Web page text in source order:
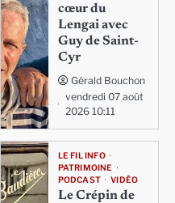
cœur du
Lengai avec
Guy de Saint-
Cyr
Gérald Bouchon
vendredi 07 août
2026 10:11
LE FIL INFO
PATRIMOINE
PODCAST
VIDÉO
Le Crépin de